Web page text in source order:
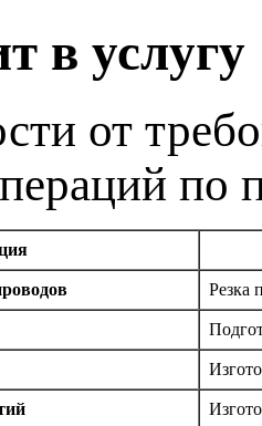
в услугу
от
по
Резка